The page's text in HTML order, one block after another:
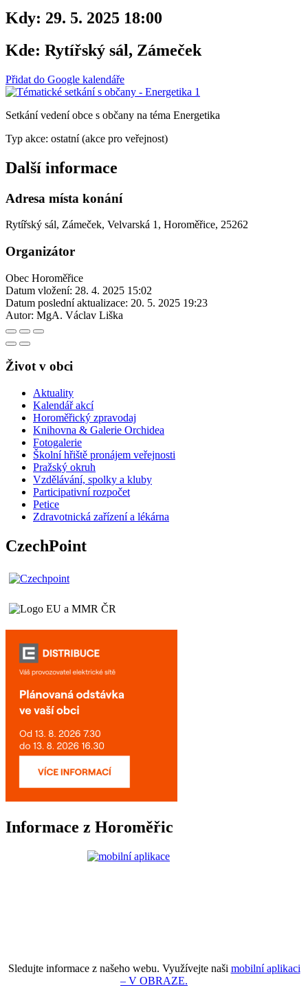
Kdy: 29. 5. 2025 18:00
Kde: Rytířský sál, Zámeček
Přidat do Google kalendáře
Setkání vedení obce s občany na téma Energetika
Typ akce: ostatní (akce pro veřejnost)
Další informace
Adresa místa konání
Rytířský sál, Zámeček, Velvarská 1, Horoměřice, 25262
Organizátor
Obec Horoměřice
Datum vložení: 28. 4. 2025 15:02
Datum poslední aktualizace: 20. 5. 2025 19:23
Autor: MgA. Václav Liška
Život v obci
Aktuality
Kalendář akcí
Horoměřický zpravodaj
Knihovna & Galerie Orchidea
Fotogalerie
Školní hřiště pronájem veřejnosti
Pražský okruh
Vzdělávání, spolky a kluby
Participativní rozpočet
Petice
Zdravotnická zařízení a lékárna
CzechPoint
Informace z Horoměřic
Sledujte informace z našeho webu. Využívejte naši mobilní aplikaci
– V OBRAZE.